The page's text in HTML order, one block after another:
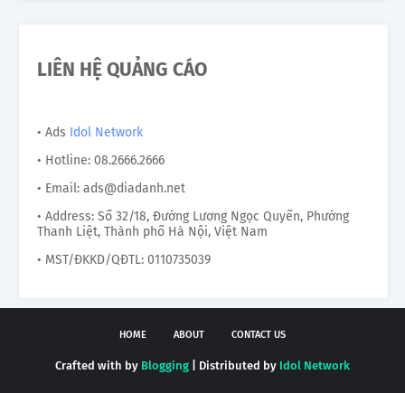
LIÊN HỆ QUẢNG CÁO
• Ads Idol Network
• Hotline: 08.2666.2666
• Email: ads@diadanh.net
• Address: Số 32/18, Đường Lương Ngọc Quyến, Phường
Thanh Liệt, Thành phố Hà Nội, Việt Nam
• MST/ĐKKD/QĐTL: 0110735039
HOME ABOUT CONTACT US
Crafted with by Blogging | Distributed by Idol Network